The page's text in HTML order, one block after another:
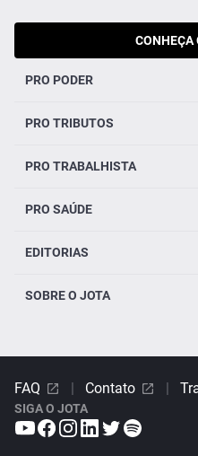
CONHEÇA
PRO PODER
PRO TRIBUTOS
PRO TRABALHISTA
PRO SAÚDE
EDITORIAS
SOBRE O JOTA
FAQ | Contato |
SIGA O JOTA